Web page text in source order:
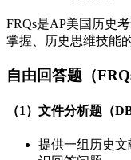
FRQs是AP美国历史
掌握、历史思维技能
自由回答题（
（1）文件分析题（
提供一组历史